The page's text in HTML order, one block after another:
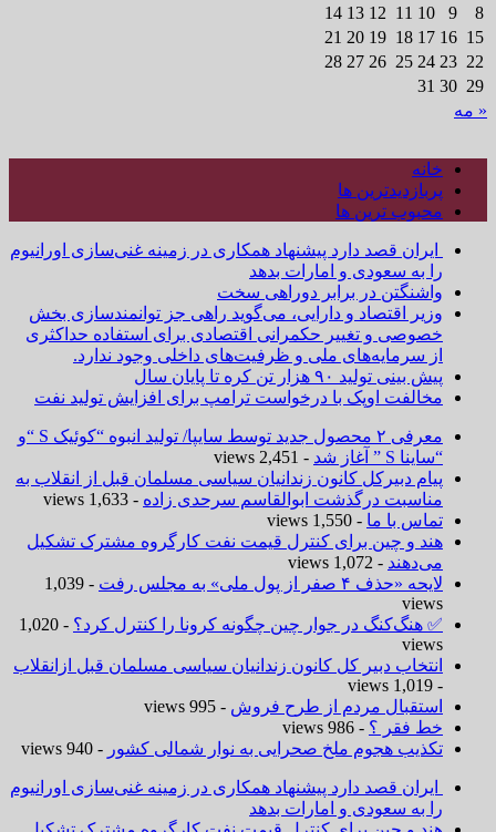
8
9
10
11
12
13
14
15
16
17
18
19
20
21
22
23
24
25
26
27
28
29
30
31
« مه
خانه
پربازدیدترین ها
محبوب ترین ها
ایران قصد دارد پیشنهاد همکاری در زمینه غنی‌سازی اورانیوم
را به سعودی و امارات بدهد
واشنگتن در برابر دوراهی سخت
وزیر اقتصاد و دارایی، می‌گوید راهی جز توانمندسازی بخش
خصوصی و تغییر حکمرانی اقتصادی برای استفاده حداکثری
از سرمایه‌های ملی و ظرفیت‌های داخلی وجود ندارد.
پیش بینی تولید ۹۰ هزار تن کره تا پایان سال
مخالفت اوپک با درخواست ترامپ برای افزایش تولید نفت
معرفی ۲ محصول جدید توسط سایپا/ تولید انبوه “کوئیک S “و
“ساینا S ” آغاز شد
- 2,451 views
پیام دبیرکل کانون زندانیان سیاسی مسلمان قبل از انقلاب به
مناسبت درگذشت ابوالقاسم سرحدی زاده - 1,633 views
تماس با ما - 1,550 views
هند و چین برای کنترل قیمت نفت کارگروه مشترک تشکیل
می‌دهند - 1,072 views
لایحه «حذف ۴ صفر از پول ملی» به مجلس رفت
- 1,039
views
✅ هنگ‌کنگ در جوار چین چگونه کرونا را کنترل کرد؟
- 1,020
views
انتخاب دبیر کل کانون زندانیان سیاسی مسلمان قبل ازانقلاب
- 1,019 views
استقبال مردم از طرح فروش - 995 views
خط فقر ؟ - 986 views
تکذیب هجوم ملخ صحرایی به نوار شمالی کشور - 940 views
ایران قصد دارد پیشنهاد همکاری در زمینه غنی‌سازی اورانیوم
را به سعودی و امارات بدهد